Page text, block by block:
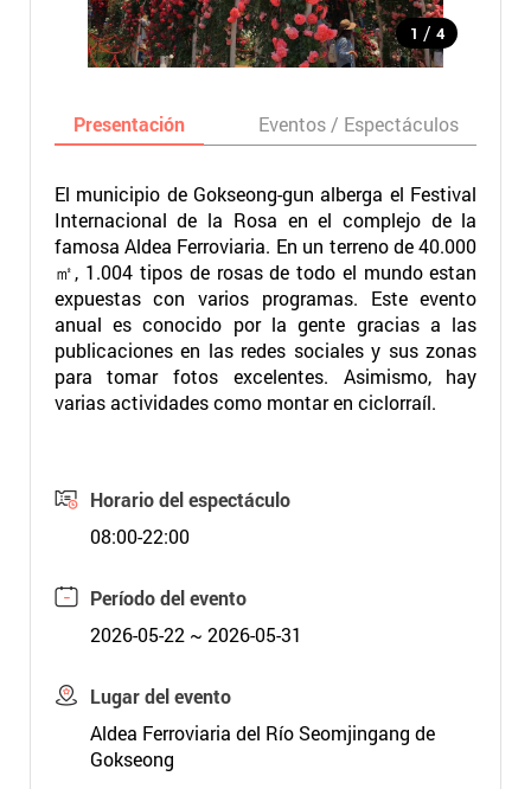
1 / 4
Presentación Eventos / Espectáculos
El municipio de Gokseong-gun alberga el Festival
Internacional de la Rosa en el complejo de la
famosa Aldea Ferroviaria. En un terreno de 40.000
㎡, 1.004 tipos de rosas de todo el mundo estan
expuestas con varios programas. Este evento
anual es conocido por la gente gracias a las
publicaciones en las redes sociales y sus zonas
para tomar fotos excelentes. Asimismo, hay
varias actividades como montar en ciclorraíl.
Horario del espectáculo
08:00-22:00
Período del evento
2026-05-22 ~ 2026-05-31
Lugar del evento
Aldea Ferroviaria del Río Seomjingang de
Gokseong